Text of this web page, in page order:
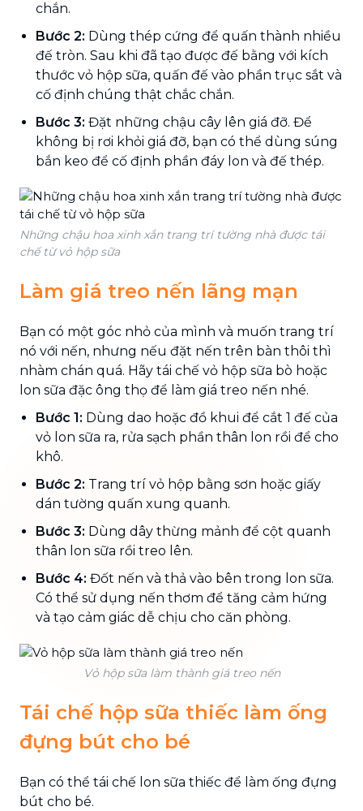
chắn.
Bước 2: Dùng thép cứng để quấn thành nhiều
đế tròn. Sau khi đã tạo được đế bằng với kích
thước vỏ hộp sữa, quấn đế vào phần trục sắt và
cố định chúng thật chắc chắn.
Bước 3: Đặt những chậu cây lên giá đỡ. Để
không bị rơi khỏi giá đỡ, bạn có thể dùng súng
bắn keo để cố định phần đáy lon và đế thép.
Những chậu hoa xinh xắn trang trí tường nhà được tái
chế từ vỏ hộp sữa
Làm giá treo nến lãng mạn
Bạn có một góc nhỏ của mình và muốn trang trí
nó với nến, nhưng nếu đặt nến trên bàn thôi thì
nhàm chán quá. Hãy tái chế vỏ hộp sữa bò hoặc
lon sữa đặc ông thọ để làm giá treo nến nhé.
Bước 1: Dùng dao hoặc đồ khui để cắt 1 đế của
vỏ lon sữa ra, rửa sạch phần thân lon rồi để cho
khô.
Bước 2: Trang trí vỏ hộp bằng sơn hoặc giấy
dán tường quấn xung quanh.
Bước 3: Dùng dây thừng mảnh để cột quanh
thân lon sữa rồi treo lên.
Bước 4: Đốt nến và thả vào bên trong lon sữa.
Có thể sử dụng nến thơm để tăng cảm hứng
và tạo cảm giác dễ chịu cho căn phòng.
Vỏ hộp sữa làm thành giá treo nến
Tái chế hộp sữa thiếc làm ống
đựng bút cho bé
Bạn có thể tái chế lon sữa thiếc để làm ống đựng
bút cho bé.